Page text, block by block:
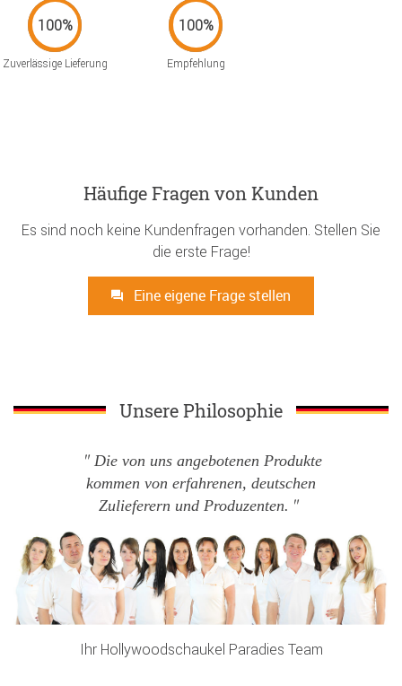
Zuverlässige Lieferung Empfehlung
Häufige Fragen von Kunden
Es sind noch keine Kundenfragen vorhanden. Stellen Sie
die erste Frage!
Eine eigene Frage stellen
Unsere Philosophie
Die von uns angebotenen Produkte
kommen von erfahrenen, deutschen
Zulieferern und Produzenten.
Ihr Hollywoodschaukel Paradies Team